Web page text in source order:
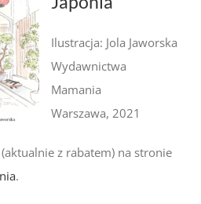
Ilustracja: Jola Jaworska
Wydawnictwa
Mamania
Warszawa, 2021
z rabatem) na stronie
.